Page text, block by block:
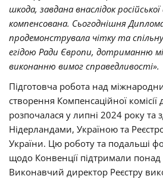
шкода, завдана внаслідок російської
компенсована. Сьогоднішня
продемонструвала чітку та
егідою Ради Європи, дотриманню
виконанню вимог справедливості».
Підготовча робота над
створення Компенсаційної комісії
розпочалася у липні 2024 року та
Нідерландами, Україною та
України. Цю роботу та подальші
щодо Конвенції підтримали
Виконавчий директор Реєстру